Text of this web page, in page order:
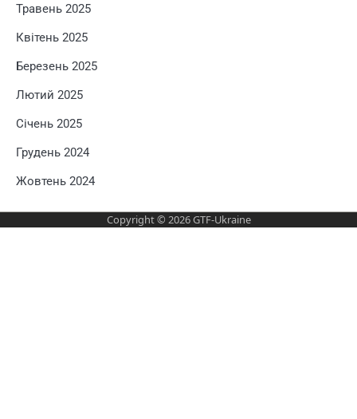
Травень 2025
Квітень 2025
Березень 2025
Лютий 2025
Січень 2025
Грудень 2024
Жовтень 2024
Copyright © 2026GTF-Ukraine